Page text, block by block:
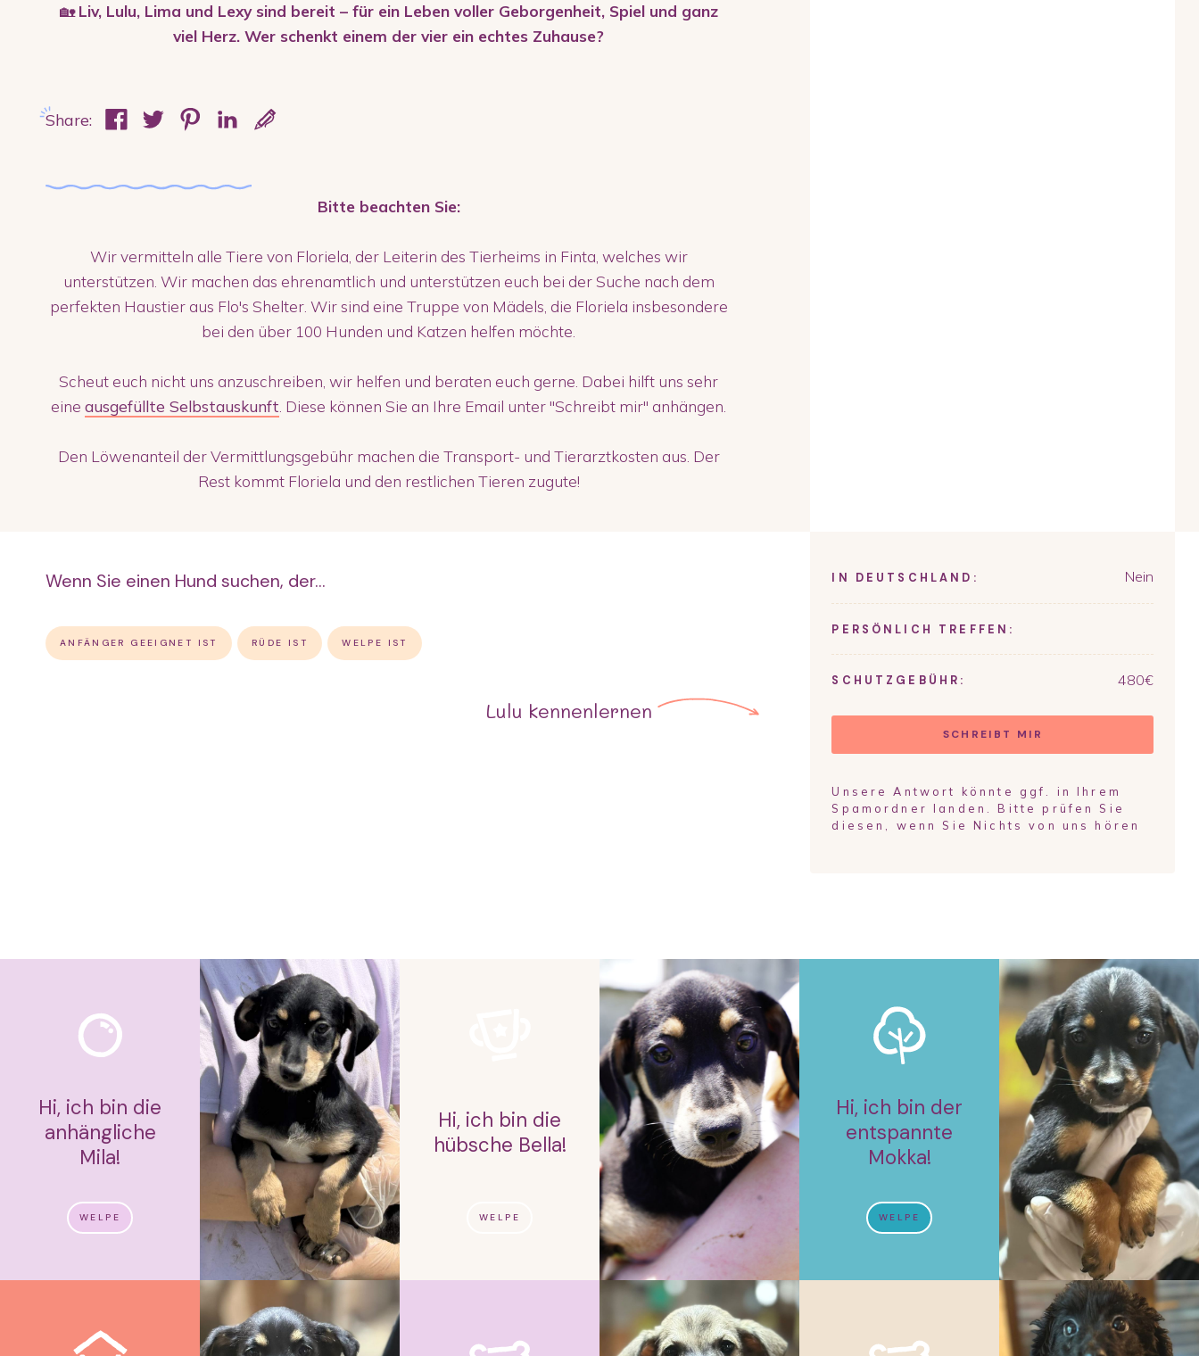
🏡Liv, Lulu, Lima und Lexy sind bereit – für ein Leben voller Geborgenheit, Spiel und ganz
viel Herz. Wer schenkt einem der vier ein echtes Zuhause?
Share:
Bitte beachten Sie:
Wir vermitteln alle Tiere von Floriela, der Leiterin des Tierheims in Finta, welches wir
unterstützen. Wir machen das ehrenamtlich und unterstützen euch bei der Suche nach dem
perfekten Haustier aus Flo's Shelter. Wir sind eine Truppe von Mädels, die Floriela insbesondere
bei den über 100 Hunden und Katzen helfen möchte.
Scheut euch nicht uns anzuschreiben, wir helfen und beraten euch gerne. Dabei hilft uns sehr
eineausgefüllte Selbstauskunft. Diese können Sie an Ihre Email unter "Schreibt mir" anhängen.
Den Löwenanteil der Vermittlungsgebühr machen die Transport- und Tierarztkosten aus. Der
Rest kommt Floriela und den restlichen Tieren zugute!
Wenn Sie einen Hund suchen, der...
ANFÄNGER GEEIGNET IST RÜDE IST WELPE IST
Lulu kennenlernen
IN DEUTSCHLAND: Nein
PERSÖNLICH TREFFEN:
SCHUTZGEBÜHR: 480€
SCHREIBT MIR
Unsere Antwort könnte ggf. in Ihrem
Spamordner landen. Bitte prüfen Sie
diesen, wenn Sie Nichts von uns hören
Hi, ich bin die
anhängliche
Mila!
WELPE
Hi, ich bin die
hübsche Bella!
WELPE
Hi, ich bin der
entspannte
Mokka!
WELPE